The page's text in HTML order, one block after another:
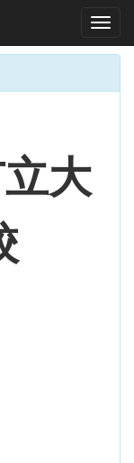
大